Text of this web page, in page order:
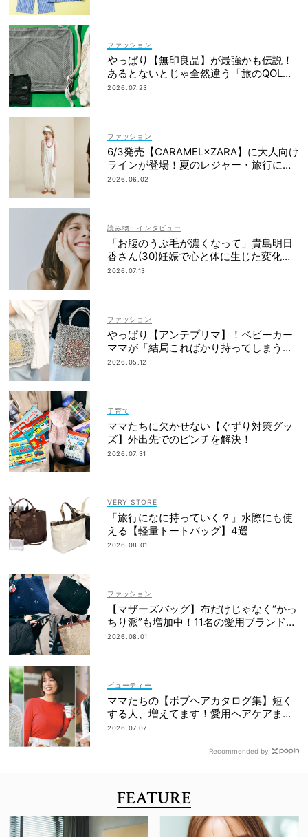
ファッション
やっぱり【無印良品】が最強かも伝説！
あるとないとじゃ全然違う「旅のQOL爆
上げアイテム」
2026.07.23
ファッション
6/3発売【CARAMEL×ZARA】に大人向け
ラインが登場！夏のレジャー・旅行にも
おすすめ
2026.06.02
読み物・インタビュー
「お腹のうぶ毛が濃くなって」貴島明日
香さん(30)妊娠で心と体に生じた変化も
「愛しいです」
2026.07.13
ファッション
やっぱり【アンテプリマ】！ベビーカー
ママが「結局こればかり持ってしまう」
納得の理由
2026.05.12
子育て
ママたちに欠かせない【ぐずり対策グッ
ズ】外出先でのピンチを解決！
2026.07.31
VERY STORE
「旅行になに持っていく？」水際にも使
える【軽量トートバッグ】4選
2026.08.01
ファッション
【マザーズバッグ】布だけじゃなく“かっ
ちり派”も増加中！11名の愛用ブランド
は？
2026.08.01
ビューティー
ママたちの【ボブヘアカタログ集】短く
する人、増えてます！愛用ヘアケアまで
全部見せ
2026.07.07
Recommended by
FEATURE